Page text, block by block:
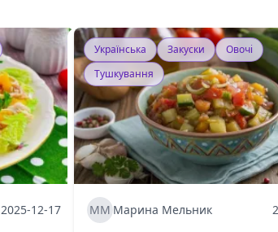
2025-12-17
Українська Закуски
Овочі
Тушкування
ММ Марина Мельник